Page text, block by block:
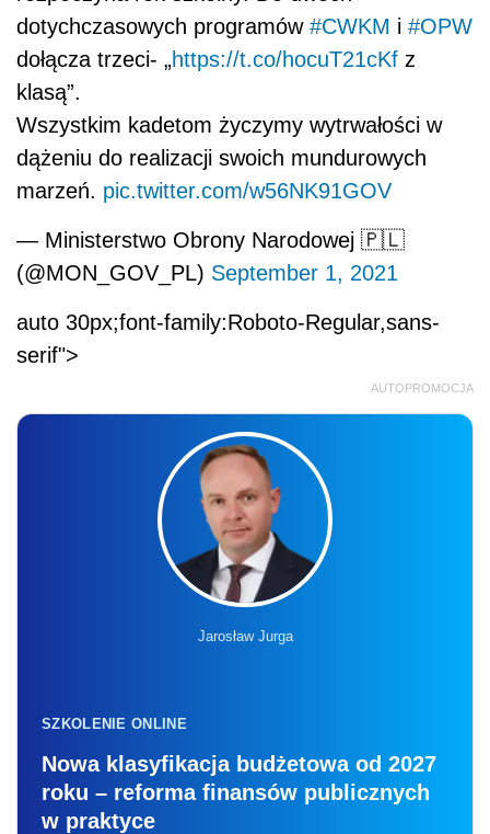
dotychczasowych programów #CWKM i #OPW
dołącza trzeci- „https://t.co/hocuT21cKf z
klasą”.
Wszystkim kadetom życzymy wytrwałości w
dążeniu do realizacji swoich mundurowych
marzeń. pic.twitter.com/w56NK91GOV
— Ministerstwo Obrony Narodowej 🇵🇱
(@MON_GOV_PL) September 1, 2021
auto 30px;font-family:Roboto-Regular,sans-
serif">
AUTOPROMOCJA
Jarosław Jurga
SZKOLENIE ONLINE
Nowa klasyfikacja budżetowa od 2027
roku – reforma finansów publicznych
w praktyce